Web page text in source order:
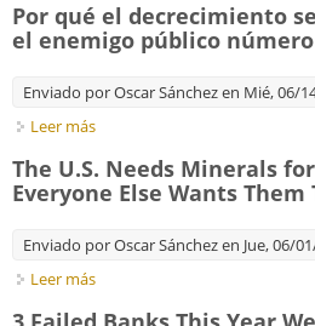
Por qué el decrecimiento
el enemigo público
Enviado porOscar Sánchezen Mié, 06/
Leer más
The U.S. Needs Minerals
Everyone Else Wants Them
Enviado porOscar Sánchezen Jue, 06/
Leer más